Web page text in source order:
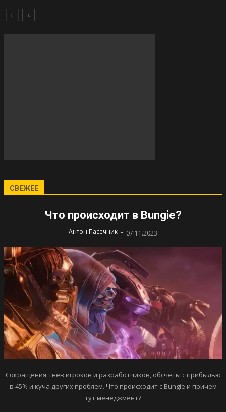
СВЕЖЕЕ
Что происходит в Bungie?
Антон Пасечник - 07.11.2023
Сокращения, гнев игроков и разработчиков, обсчеты с прибылью
в 45% и куча других проблем. Что происходит с Bungie и причем
тут менеджмент?